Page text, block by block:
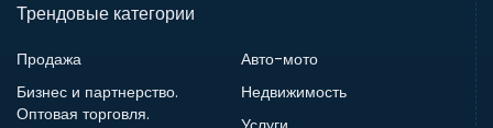
Трендовые категории
Продажа
Авто-мото
Бизнес и партнерство.
Оптовая торговля.
Недвижимость